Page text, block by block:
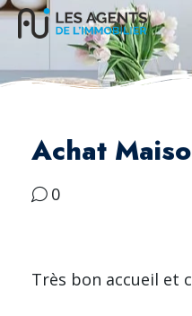
Achat
0
Très bon accueil et